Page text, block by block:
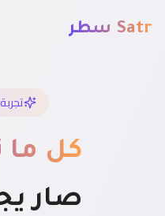
Satr سطر
تجربة
كل ما
صار